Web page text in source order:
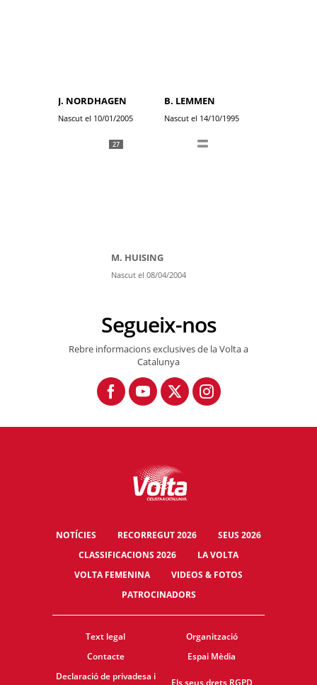
J. NORDHAGEN
Nascut el 10/01/2005
B. LEMMEN
Nascut el 14/10/1995
27
M. HUISING
Nascut el 08/04/2004
Segueix-nos
Rebre informacions exclusives de la Volta a
Catalunya
NOTÍCIES RECORREGUT 2026
SEUS 2026
CLASSIFICACIONS 2026
LA VOLTA
VOLTA FEMENINA
VIDEOS & FOTOS
PATROCINADORS
Text legal
Organització
Contacte
Espai Mèdia
Declaració de privadesa i
Els seus drets RGPD